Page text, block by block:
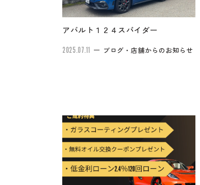
アバルト１２４スパイダー
2025.07.11 ブログ・店舗からのお知らせ